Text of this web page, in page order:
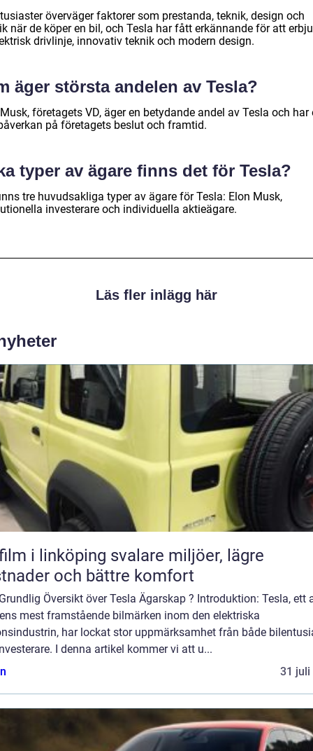
överväger faktorer som prestanda, teknik, design och
när de köper en bil, och Tesla har fått erkännande för att
drivlinje, innovativ teknik och modern design.
äger största andelen av Tesla?
företagets VD, äger en betydande andel av Tesla och har
på företagets beslut och framtid.
typer av ägare finns det för Tesla?
tre huvudsakliga typer av ägare för Tesla: Elon Musk,
investerare och individuella aktieägare.
Läs fler inlägg här
svalare miljöer, lägre
och bättre komfort
Översikt över Tesla Ägarskap ? Introduktion: Tesla, ett
mest framstående bilmärken inom den elektriska
har lockat stor uppmärksamhet från både
I denna artikel kommer vi att u...
31 juli